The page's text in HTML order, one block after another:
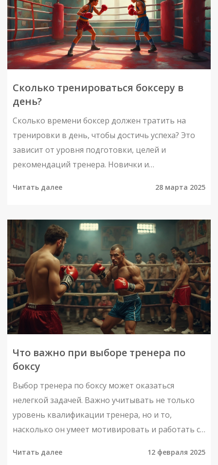
Сколько тренироваться боксеру в
день?
Сколько времени боксер должен тратить на
тренировки в день, чтобы достичь успеха? Это
зависит от уровня подготовки, целей и
рекомендаций тренера. Новички и
важно знать, как сбалансировать время между
Статья поможет в выборе оптимального
графика для каждого уровня подготовки.
Читать далее 28 марта 2025
Что важно при выборе тренера по
боксу
Выбор тренера по боксу может оказаться
нелегкой задачей. Важно учитывать не только
уровень квалификации тренера, но и то,
насколько он умеет мотивировать и работать с
обратить внимание при выборе, чтобы
Читать далее 12 февраля 2025